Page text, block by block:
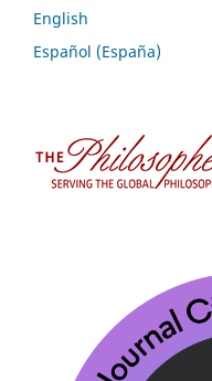
English
Español (España)